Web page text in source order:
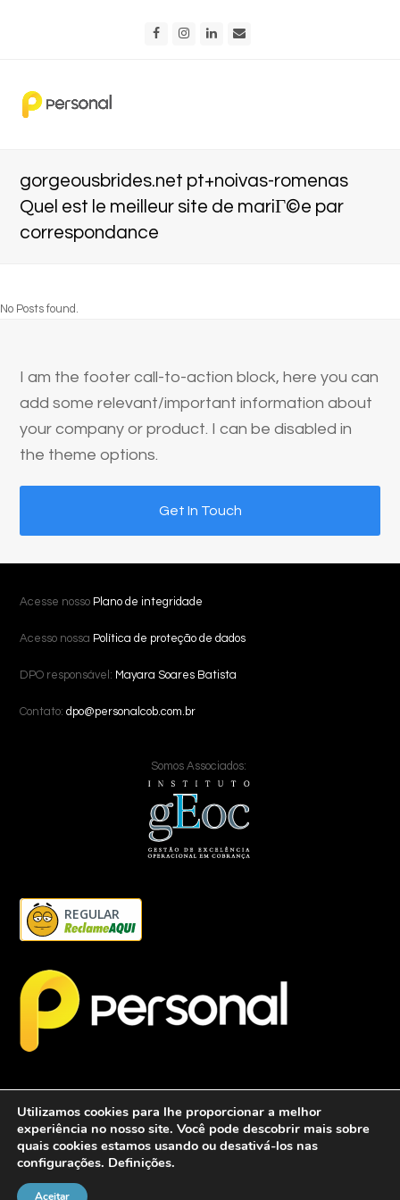
FacebookInstagram
LinkedIn
gorgeousbrides.net pt+noivas-romenas
Quel est le meilleur site de mariГ©e par
correspondance
No Posts found.
I am the footer call-to-action block, here you can
add some relevant/important information about
your company or product. I can be disabled in
the theme options.
Get In Touch
Acesse nosso Plano de integridade
Acesso nossa Política de proteção de dados
DPO responsável: Mayara Soares Batista
Contato:dpo@personalcob.com.br
Somos Associados:
REGULAR
2026 - Personalcob - CNPJ: 12.837.042/0001-60- Todos direitos
Utilizamos cookies para lhe proporcionar a melhor
experiência no nosso site. Você pode descobrir mais sobre
quais cookies estamos usando ou desativá-los nas
configurações. Definições.
Aceitar